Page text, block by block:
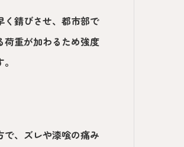
く錆びさせ、都市部で
荷重が加わるため強度
、ズレや漆喰の痛み